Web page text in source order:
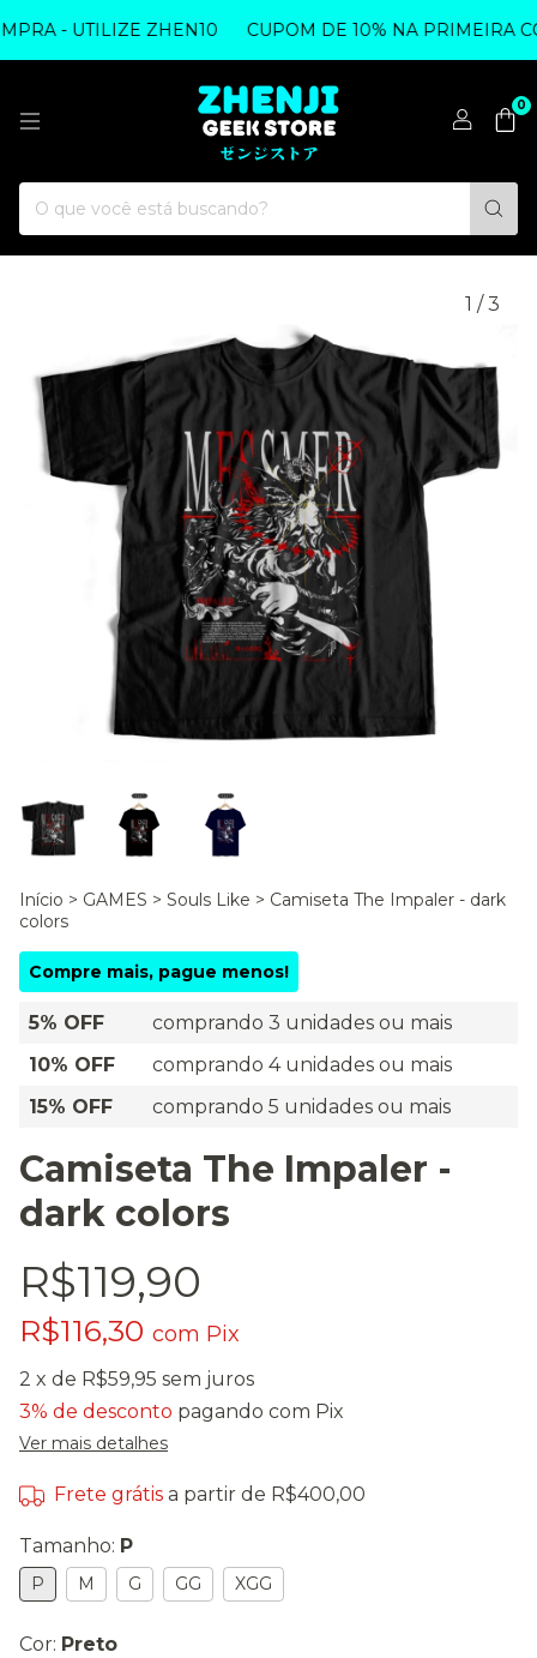
- UTILIZE ZHEN10 CUPOM DE 10% NA PRIMEIRA
0
1 / 3
Início > GAMES > Souls Like > Camiseta The Impaler - dark
colors
Compre mais, pague menos!
5% OFF
comprando 3 unidades ou mais
10% OFF
comprando 4 unidades ou mais
15% OFF
comprando 5 unidades ou mais
Camiseta The Impaler -
dark colors
R$119,90
R$116,30 com Pix
2 x de R$59,95 sem juros
3% de desconto pagando com Pix
Ver mais detalhes
Frete grátis a partir de R$400,00
Tamanho: P
P M G GG XGG
Cor: Preto